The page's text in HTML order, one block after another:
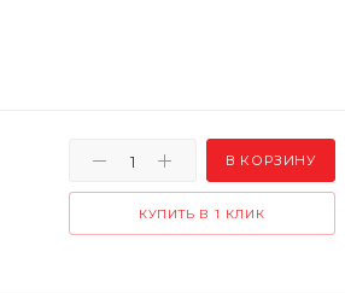
В КОРЗИНУ
КУПИТЬ В 1 КЛИК